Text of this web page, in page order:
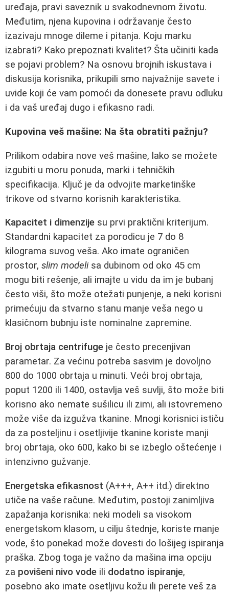
uređaja, pravi saveznik u svakodnevnom životu.
Međutim, njena kupovina i održavanje često
izazivaju mnoge dileme i pitanja. Koju marku
izabrati? Kako prepoznati kvalitet? Šta učiniti kada
se pojavi problem? Na osnovu brojnih iskustava i
diskusija korisnika, prikupili smo najvažnije savete i
uvide koji će vam pomoći da donesete pravu odluku
i da vaš uređaj dugo i efikasno radi.
Kupovina veš mašine: Na šta obratiti pažnju?
Prilikom odabira nove veš mašine, lako se možete
izgubiti u moru ponuda, marki i tehničkih
specifikacija. Ključ je da odvojite marketinške
trikove od stvarno korisnih karakteristika.
Kapacitet i dimenzije su prvi praktični kriterijum.
Standardni kapacitet za porodicu je 7 do 8
kilograma suvog veša. Ako imate ograničen
prostor, slim modelisa dubinom od oko 45 cm
mogu biti rešenje, ali imajte u vidu da im je bubanj
često viši, što može otežati punjenje, a neki korisni
primećuju da stvarno stanu manje veša nego u
klasičnom bubnju iste nominalne zapremine.
Broj obrtaja centrifuge je često precenjivan
parametar. Za većinu potreba sasvim je dovoljno
800 do 1000 obrtaja u minuti. Veći broj obrtaja,
poput 1200 ili 1400, ostavlja veš suvlji, što može biti
korisno ako nemate sušilicu ili zimi, ali istovremeno
može više da izgužva tkanine. Mnogi korisnici ističu
da za posteljinu i osetljivije tkanine koriste manji
broj obrtaja, oko 600, kako bi se izbeglo oštećenje i
intenzivno gužvanje.
Energetska efikasnost (A+++, A++ itd.) direktno
utiče na vaše račune. Međutim, postoji zanimljiva
zapažanja korisnika: neki modeli sa visokom
energetskom klasom, u cilju štednje, koriste manje
vode, što ponekad može dovesti do lošijeg ispiranja
praška. Zbog toga je važno da mašina ima opciju
za povišeni nivo vode ili dodatno ispiranje,
posebno ako imate osetljivu kožu ili perete veš za